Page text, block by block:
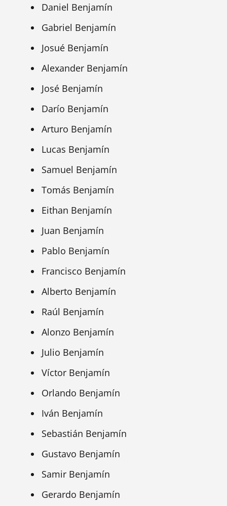
Daniel Benjamín
Gabriel Benjamín
Josué Benjamín
Alexander Benjamín
José Benjamín
Darío Benjamín
Arturo Benjamín
Lucas Benjamín
Samuel Benjamín
Tomás Benjamín
Eithan Benjamín
Juan Benjamín
Pablo Benjamín
Francisco Benjamín
Alberto Benjamín
Raúl Benjamín
Alonzo Benjamín
Julio Benjamín
Víctor Benjamín
Orlando Benjamín
Iván Benjamín
Sebastián Benjamín
Gustavo Benjamín
Samir Benjamín
Gerardo Benjamín